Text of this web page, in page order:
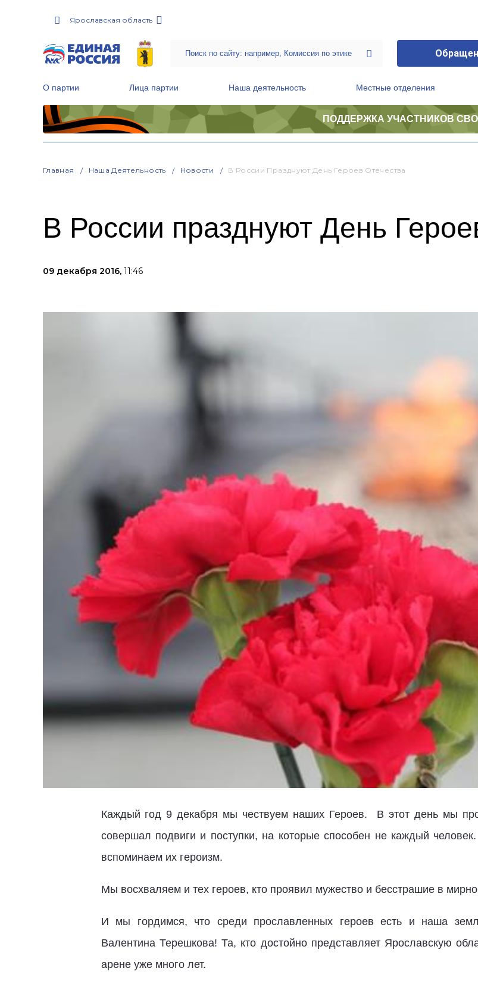
Ярославская область
О партии Лица партии Наша деятельность Местные отделения
ПОДДЕРЖКА УЧАСТНИКОВ СВО
Главная Наша Деятельность Новости В России Празднуют День Героев Отечества
В России празднуют День
09 декабря 2016, 11:46
Каждый год 9 декабря мы чествуем наших Героев. В этот день мы
совершал подвиги и поступки, на которые способен не каждый
вспоминаем их героизм.
Мы восхваляем и тех героев, кто проявил мужество и бесстрашие в
И мы гордимся, что среди прославленных героев есть и наша
Валентина Терешкова! Та, кто достойно представляет Ярославскую
арене уже много лет.